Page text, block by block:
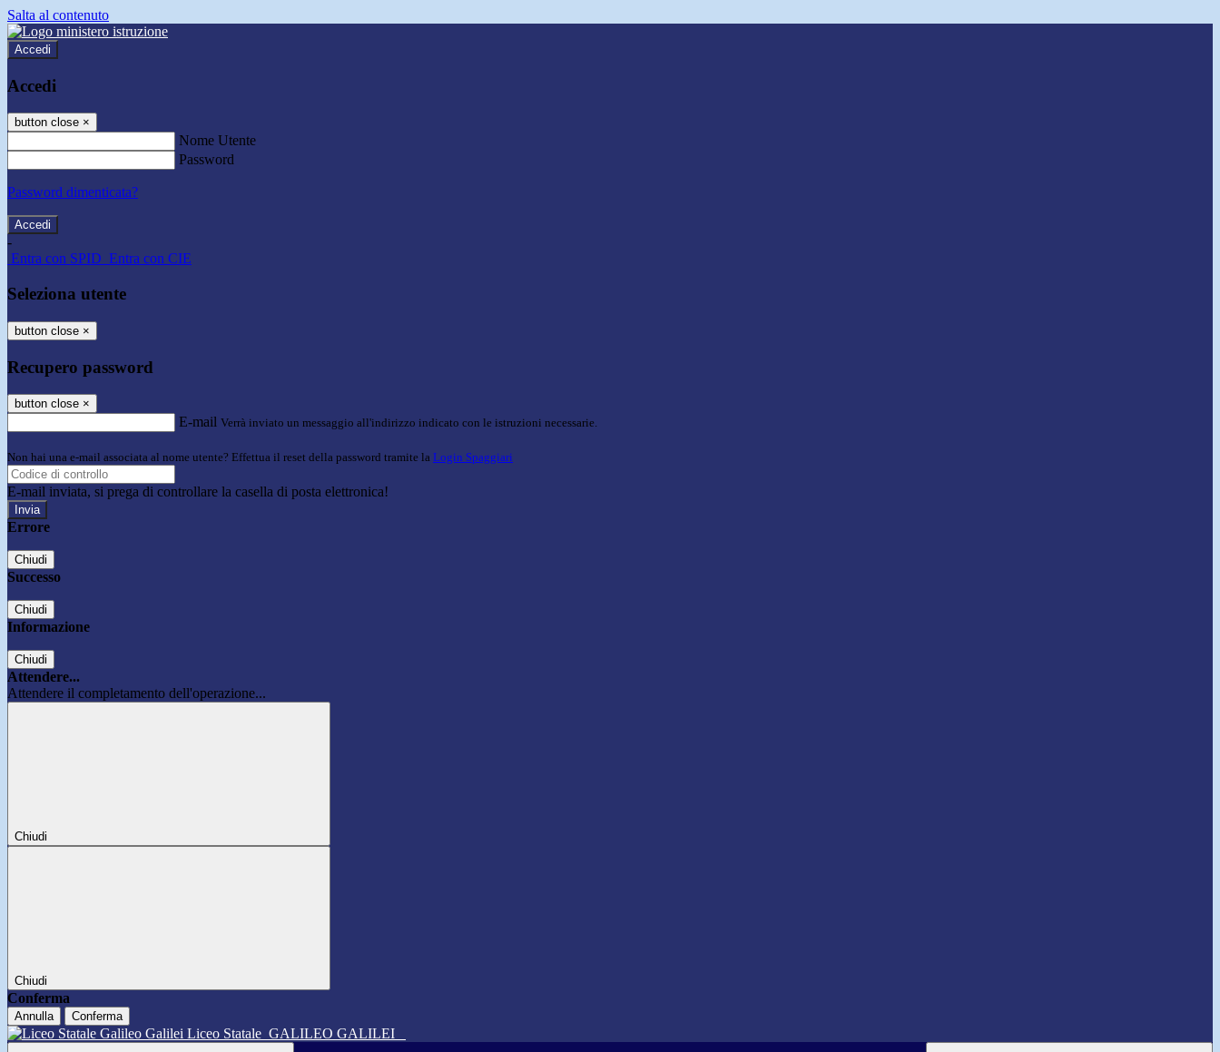
Salta al contenuto
Accedi
Accedi
button close ×
Nome Utente
Password
Password dimenticata?
-
Entra con SPID Entra con CIE
Seleziona utente
button close ×
Recupero password
button close ×
E-mail Verrà inviato un messaggio all'indirizzo indicato con le istruzioni necessarie.
Non hai una e-mail associata al nome utente? Effettua il reset della password tramite la Login Spaggiari
E-mail inviata, si prega di controllare la casella di posta elettronica!
Errore
Chiudi
Successo
Chiudi
Informazione
Chiudi
Attendere...
Attendere il completamento dell'operazione...
Chiudi
Chiudi
Conferma
Annulla Conferma
Liceo Statale GALILEO GALILEI